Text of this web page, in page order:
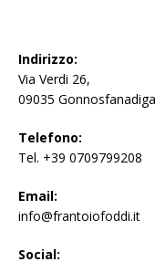
Indirizzo:
Via Verdi 26,
09035
Telefono:
Tel. +39 0709799208
Email:
info@frantoiofoddi.it
Social: